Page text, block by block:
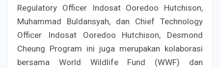
Regulatory Officer Indosat Ooredoo Hutchison,
Muhammad Buldansyah, dan Chief Technology
Officer Indosat Ooredoo Hutchison, Desmond
Cheung Program ini juga merupakan kolaborasi
bersama World Wildlife Fund (WWF) dan